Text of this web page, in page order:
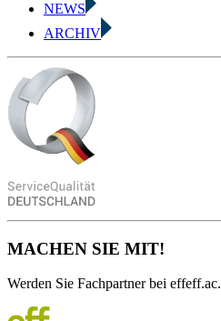
NEWS
ARCHIV
MACHEN SIE MIT!
Werden Sie Fachpartner bei